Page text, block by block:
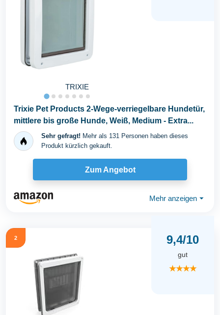
TRIXIE
Trixie Pet Products 2-Wege-verriegelbare Hundetür,
mittlere bis große Hunde, Weiß, Medium - Extra...
Sehr gefragt! Mehr als 131 Personen haben dieses
Produkt kürzlich gekauft.
Zum Angebot
Mehr anzeigen ⏷
2 9,4/10
gut
★★★★